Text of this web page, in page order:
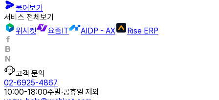
물어보기
서비스 전체보기
위시켓
요즘IT AIDP - AX Rise ERP
고객 문의
02-6925-4867
10:00-18:00주말·공휴일 제외